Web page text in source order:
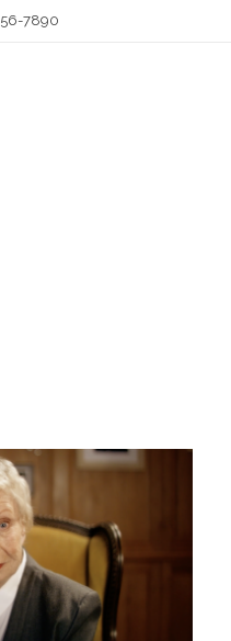
7890